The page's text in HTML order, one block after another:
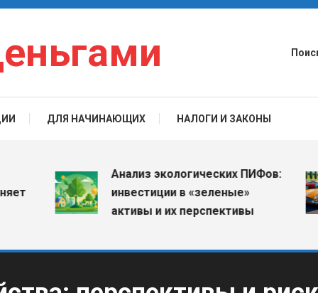
ДЛЯ НАЧИНАЮЩИХ НАЛОГИ И ЗАКОНЫ
Анализ экологических ПИФов:
инвестиции в «зеленые»
активы и их перспективы